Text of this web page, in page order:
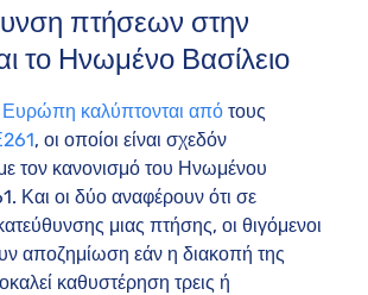
πτήσεων στην
το Ηνωμένο Βασίλειο
Ευρώπη καλύπτονται από τους
, οι οποίοι είναι σχεδόν
τον κανονισμό του Ηνωμένου
Και οι δύο αναφέρουν ότι σε
μιας πτήσης, οι θιγόμενοι
αποζημίωση εάν η διακοπή της
καθυστέρηση τρεις ή